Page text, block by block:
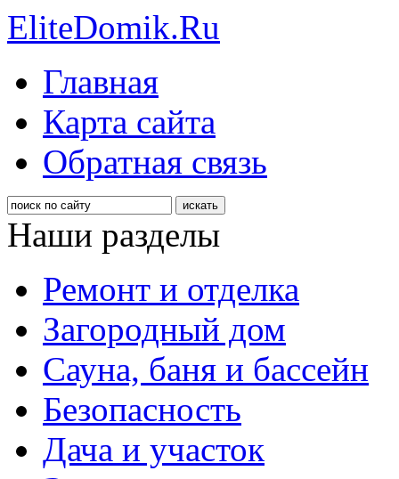
EliteDomik.Ru
Главная
Карта сайта
Обратная связь
Наши разделы
Ремонт и отделка
Загородный дом
Сауна, баня и бассейн
Безопасность
Дача и участок